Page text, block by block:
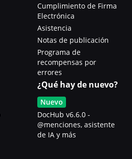
Cumplimiento de Firma
Electrónica
Asistencia
Notas de publicación
Programa de
recompensas por
errores
¿Qué hay de nuevo?
Nuevo
DocHub v6.6.0 -
@menciones, asistente
de IA y más